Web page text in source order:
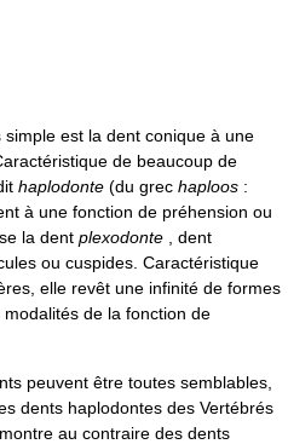
est la dent conique à une
de beaucoup de
haplodonte (du grec haploos :
à une fonction de préhension ou
la dent plexodonte , dent
ou cuspides. Caractéristique
elle revêt une infinité de formes
de la fonction de
peuvent être toutes semblables,
dents haplodontes des Vertébrés
au contraire des dents